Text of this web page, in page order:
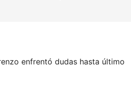
enfrentó dudas hasta último